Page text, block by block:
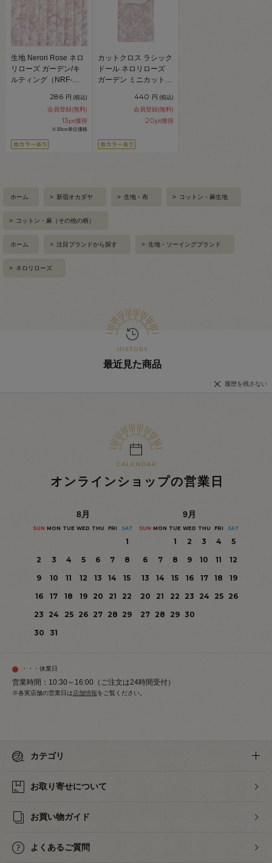
生地 Nerori Rose ネロ
リローズ ガーデン/キ
ルティング（NRF-
286 円 (税込)
会員登録(無料)
13pt獲得
※10cm単位価格
カットクロス ラシック
ドール ネロリローズ
ガーデン ミニカットク
（NRF-01MC） P.ピン
ク 06Ab99_
440 円 (税込)
会員登録(無料)
20pt獲得
ホーム > 新宿オカダヤ > 生地・布 > コットン・麻生地
> コットン・麻（その他の柄）
ホーム > 注目ブランドから探す > 生地・ソーイングブランド
> ネロリローズ
最近見た商品
履歴を残さない
オンラインショップの営業日
8月
SUN MON TUE WED THU FRI SAT
1
2
3 4 5 6 7
8
9
10 11 12 13 14
15
16
17 18 19 20 21
22
23
24 25 26 27 28 29
30
31
9月
SUN MON TUE WED THU FRI SAT
1 2 3 4
5
6
7 8 9 10 11
12
13
14 15 16 17 18
19
20
21 22 23 24 25
26
27 28 29 30
・・・休業日
営業時間：10:30～16:00（ご注文は24時間受付）
※各実店舗の営業日は店舗情報をご覧ください。
カテゴリ
お取り寄せについて
お買い物ガイド
よくあるご質問